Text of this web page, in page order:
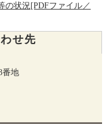
状況[PDFファイル／
せ先
番地